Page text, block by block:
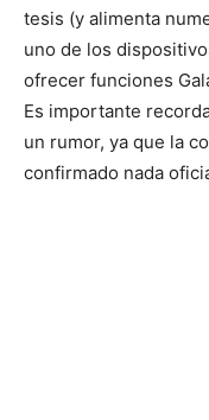
tesis (y alimenta
uno de los
ofrecer funciones
Es importante
un rumor, ya que la
confirmado nada